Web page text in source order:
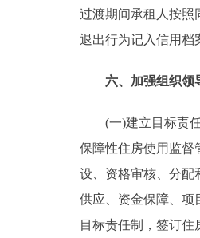
过渡期间承租人按照
退出行为记入信用档
六、加强组织领
(一)建立目标责任
保障性住房使用监督
设、资格审核、分配
供应、资金保障、项
目标责任制，签订